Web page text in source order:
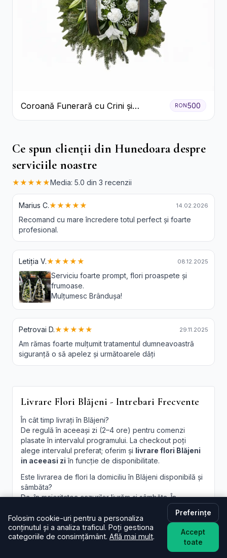
Coroană Funerară cu Crini și
Garoafe Albe
RON 500
Ce spun clienții din Hunedoara despre
serviciile noastre
★★★★★ Media: 5.0 din 3 recenzii
Marius C.★★★★★ 14.02.2026
Recomand cu mare încredere totul perfect și foarte
profesional.
Letiția V.★★★★★ 08.12.2025
Serviciu foarte prompt, flori proaspete și
frumoase.
Mulțumesc Brândușa!
Petrovai D.★★★★★ 29.11.2025
Am rămas foarte mulțumit tratamentul dumneavoastră
siguranță o să apelez și următoarele dăți
Livrare Flori Blăjeni - Intrebari Frecvente
În cât timp livrați în Blăjeni?
De regulă în aceeași zi (2–4 ore) pentru comenzi
plasate în intervalul programului. La checkout poți
alege intervalul preferat; oferim și livrare flori Blăjeni
in aceeasi zi în funcție de disponibilitate.
Este livrarea de flori la domiciliu în Blăjeni disponibilă și
sâmbăta?
Da, în majoritatea cazurilor livrăm și sâmbăta. În
perioade aglomerate pot exista sloturi limitate, afișate
la finalizare.
Pot programa livrarea pentru o oră anume în Blăjeni?
Oferim intervale orare; pentru ore fixe încercăm să
acomodăm cererea, în funcție de traseul curierilor.
Folosim cookie-uri pentru a personaliza
conținutul și a analiza traficul. Poți gestiona
categoriile de consimțământ. Află mai mult.
Preferințe
Accept
toate